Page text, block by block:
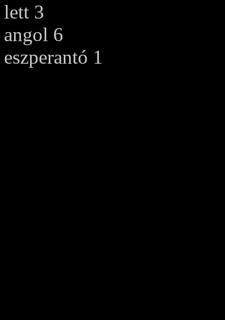
lett 3
angol 6
eszperantó 1